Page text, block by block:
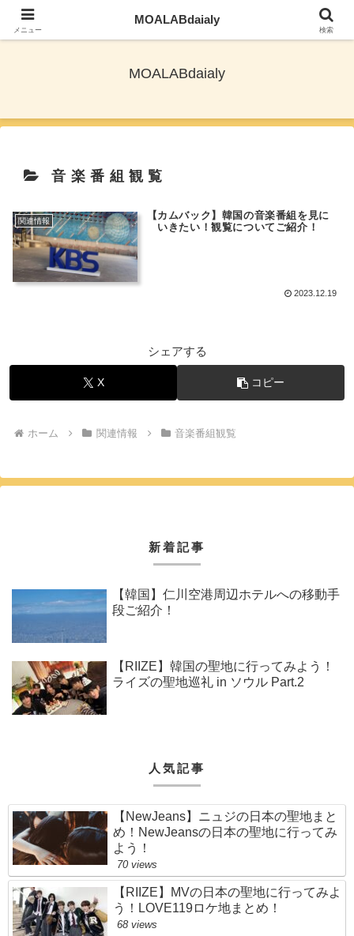
MOALABdaialy
音楽番組観覧
関連情報
【カムバック】韓国の音楽番組を見に
いきたい！観覧についてご紹介！
2023.12.19
シェアする
X コピー
ホーム 関連情報 音楽番組観覧
新着記事
【韓国】仁川空港周辺ホテルへの移動手
段ご紹介！
【RIIZE】韓国の聖地に行ってみよう！
ライズの聖地巡礼 in ソウル Part.2
人気記事
【NewJeans】ニュジの日本の聖地まと
め！NewJeansの日本の聖地に行ってみ
よう！
70 views
【RIIZE】MVの日本の聖地に行ってみよ
う！LOVE119ロケ地まとめ！
68 views
メニュー
MOALABdaialy
検索